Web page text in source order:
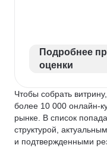
Подробнее
оценки
Чтобы собрать
более 10 000 онлайн-
рынке. В список
структурой,
и подтвержденными